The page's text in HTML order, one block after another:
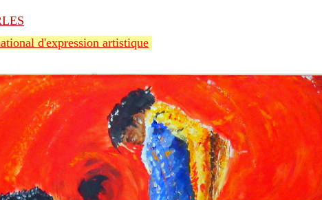
d'expression artistique